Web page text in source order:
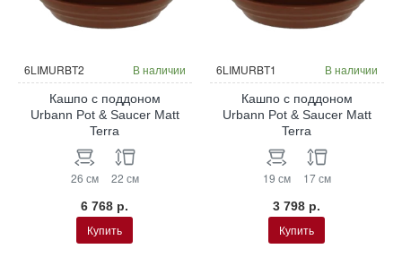
6LIMURBT2 В наличии
Кашпо с поддоном
Urbann Pot & Saucer Matt
Terra
26 см 22 см
6 768 р.
Купить
6LIMURBT1 В наличии
Кашпо с поддоном
Urbann Pot & Saucer Matt
Terra
19 см 17 см
3 798 р.
Купить